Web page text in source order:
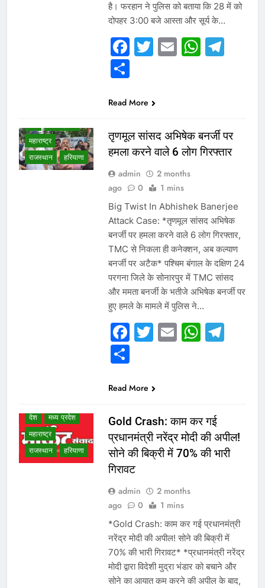
है। फरहान ने पुलिस को बताया कि 28 में को
दोपहर 3:00 बजे आस्ता और सूर्य के…
Facebook
Twitter
Email
Share
Read More
महाराष्ट्र
राजस्थान
हरियाणा
तृणमूल सांसद अभिषेक बनर्जी पर
हमला करने वाले 6 लोग गिरफ्तार
admin
2 months
ago
0 1 mins
Big Twist In Abhishek Banerjee
Attack Case: *तृणमूल सांसद अभिषेक
बनर्जी पर हमला करने वाले 6 लोग गिरफ्तार,
TMC से निकला ही कनेक्शन, अब कल्याण
बनर्जी पर अटैक* पश्चिम बंगाल के दक्षिण 24
परगना जिले के सोनारपुर में TMC सांसद
और ममता बनर्जी के भतीजे अभिषेक बनर्जी पर
हुए हमले के मामले में पुलिस ने…
Facebook
Twitter
Email
Share
Read More
देश
मध्य प्रदेश
महाराष्ट्र
राजस्थान
हरियाणा
Gold Crash: काम कर गई
प्रधानमंत्री नरेंद्र मोदी की अपील!
सोने की बिक्री में 70% की भारी
गिरावट
admin
2 months
ago
0 1 mins
*Gold Crash: काम कर गई प्रधानमंत्री
नरेंद्र मोदी की अपील! सोने की बिक्री में
70% की भारी गिरावट* *प्रधानमंत्री नरेंद्र
मोदी द्वारा विदेशी मुद्रा भंडार को बचाने और
सोने का आयात कम करने की अपील के बाद,